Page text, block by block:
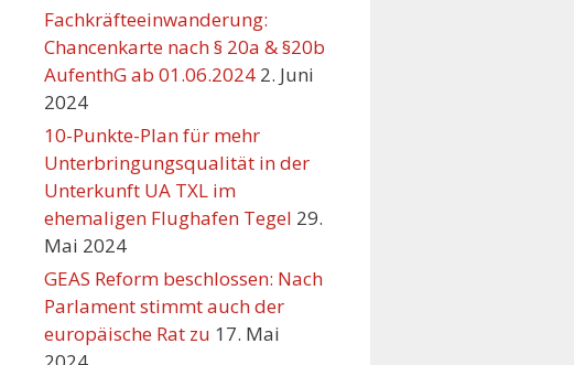
Fachkräfteeinwanderung:
Chancenkarte nach § 20a & §20b
AufenthG ab 01.06.2024 2. Juni
2024
10-Punkte-Plan für mehr
Unterbringungsqualität in der
Unterkunft UA TXL im
ehemaligen Flughafen Tegel 29.
Mai 2024
GEAS Reform beschlossen: Nach
Parlament stimmt auch der
europäische Rat zu 17. Mai